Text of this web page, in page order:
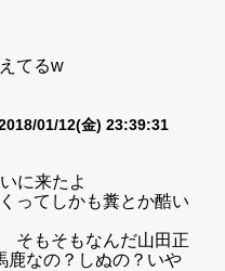
てるw
01/12(金) 23:39:31
に来たよ
ってしかも糞とか酷い
そもそもなんだ山田正
鹿なの？しぬの？いや